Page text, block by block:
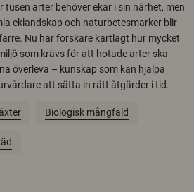
tusen arter behöver ekar i sin närhet, men
eklandskap och naturbetesmarker blir
Nu har forskare kartlagt hur mycket
som krävs för att hotade arter ska
överleva – kunskap som kan hjälpa
att sätta in rätt åtgärder i tid.
Biologisk mångfald